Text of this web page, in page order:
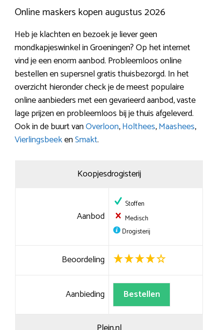
Online maskers kopen augustus 2026
Heb je klachten en bezoek je liever geen
mondkapjeswinkel in Groeningen? Op het internet
vind je een enorm aanbod. Probleemloos online
bestellen en supersnel gratis thuisbezorgd. In het
overzicht hieronder check je de meest populaire
online aanbieders met een gevarieerd aanbod, vaste
lage prijzen en probleemloos bij je thuis afgeleverd.
Ook in de buurt vanOverloon,Holthees,Maashees,
VierlingsbeekenSmakt.
Koopjesdrogisterij
Aanbod
Stoffen
Medisch
Drogisterij
Beoordeling
Aanbieding Bestellen